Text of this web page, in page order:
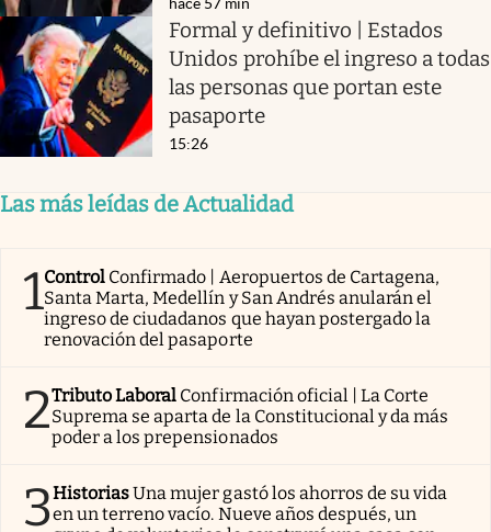
Formal y definitivo | Estados
Unidos prohíbe el ingreso a todas
las personas que portan este
pasaporte
15:26
Las más leídas de Actualidad
1Control Confirmado | Aeropuertos de Cartagena,
Santa Marta, Medellín y San Andrés anularán el
ingreso de ciudadanos que hayan postergado la
renovación del pasaporte
2Tributo Laboral Confirmación oficial | La Corte
Suprema se aparta de la Constitucional y da más
poder a los prepensionados
3HistoriasUna mujer gastó los ahorros de su vida
en un terreno vacío. Nueve años después, un